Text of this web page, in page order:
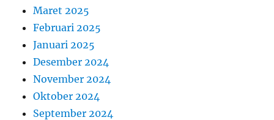
Maret 2025
Februari 2025
Januari 2025
Desember 2024
November 2024
Oktober 2024
September 2024